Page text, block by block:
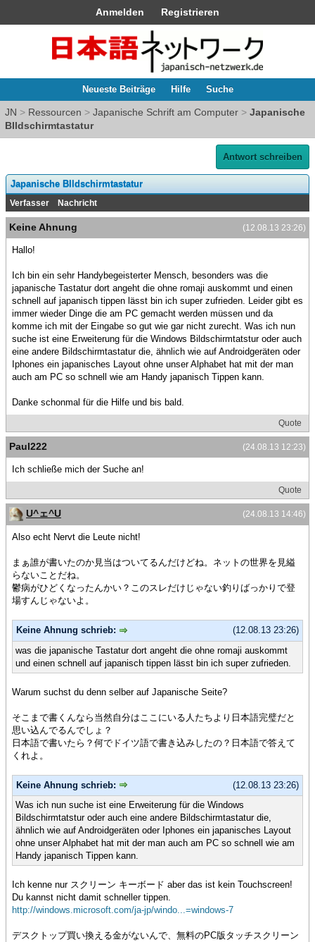
Anmelden Registrieren
Neueste Beiträge Hilfe Suche
JN > Ressourcen > Japanische Schrift am Computer > Japanische
BIldschirmtastatur
Antwort schreiben
Japanische BIldschirmtastatur
Verfasser Nachricht
(12.08.13 23:26)
Keine Ahnung
Hallo!
Ich bin ein sehr Handybegeisterter Mensch, besonders was die
japanische Tastatur dort angeht die ohne romaji auskommt und einen
schnell auf japanisch tippen lässt bin ich super zufrieden. Leider gibt es
immer wieder Dinge die am PC gemacht werden müssen und da
komme ich mit der Eingabe so gut wie gar nicht zurecht. Was ich nun
suche ist eine Erweiterung für die Windows Bildschirmtatstur oder auch
eine andere Bildschirmtastatur die, ähnlich wie auf Androidgeräten oder
Iphones ein japanisches Layout ohne unser Alphabet hat mit der man
auch am PC so schnell wie am Handy japanisch Tippen kann.
Danke schonmal für die Hilfe und bis bald.
Quote
(24.08.13 12:23)
Paul222
Ich schließe mich der Suche an!
Quote
(24.08.13 14:46)
U^ェ^U
Also echt Nervt die Leute nicht!
まぁ誰が書いたのか見当はついてるんだけどね。ネットの世界を見縊
らないことだね。
鬱病がひどくなったんかい？このスレだけじゃない釣りばっかりで登
場すんじゃないよ。
(12.08.13 23:26)
Keine Ahnung schrieb:
was die japanische Tastatur dort angeht die ohne romaji auskommt
und einen schnell auf japanisch tippen lässt bin ich super zufrieden.
Warum suchst du denn selber auf Japanische Seite?
そこまで書くんなら当然自分はここにいる人たちより日本語完璧だと
思い込んでるんでしょ？
日本語で書いたら？何でドイツ語で書き込みしたの？日本語で答えて
くれよ。
(12.08.13 23:26)
Keine Ahnung schrieb:
Was ich nun suche ist eine Erweiterung für die Windows
Bildschirmtatstur oder auch eine andere Bildschirmtastatur die,
ähnlich wie auf Androidgeräten oder Iphones ein japanisches Layout
ohne unser Alphabet hat mit der man auch am PC so schnell wie am
Handy japanisch Tippen kann.
Ich kenne nur スクリーン キーボード aber das ist kein Touchscreen!
Du kannst nicht damit schneller tippen.
http://windows.microsoft.com/ja-jp/windo...=windows-7
デスクトップ買い換える金がないんで、無料のPC版タッチスクリーン